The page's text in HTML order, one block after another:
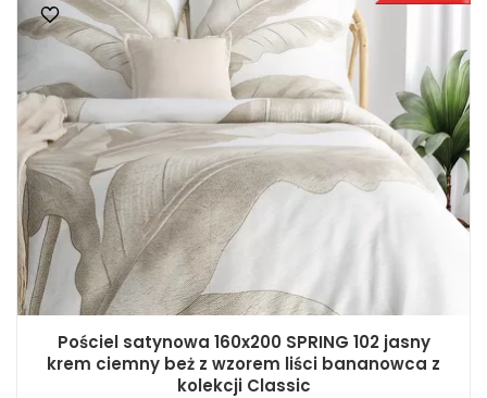
Pościel satynowa 160x200 SPRING 102 jasny
krem ciemny beż z wzorem liści bananowca z
kolekcji Classic